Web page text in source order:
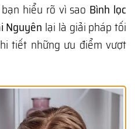
hiểu rõ vì sao Bình lọc
Nguyên lại là giải pháp tối
tiết những ưu điểm vượt